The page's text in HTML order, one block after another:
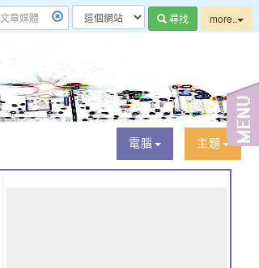
尋找 more..
電腦 主題